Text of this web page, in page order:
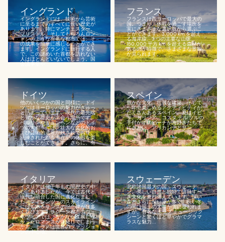
イングランド
イングランドには、技術から芸術
に至るまでのすべてに長い歴史が
あります。特にマンチェスター、
ブリストル、そしてもちろんロン
ドンのような有名な都市では、そ
の成果を簡単に感じることができ
ます。イングランドに旅行する人
で、この謎めいた首都を訪れない
人はほとんどいないでしょう。国
会議事堂や...
フランス
フランスは西ヨーロッパで最大の
国。つまり、休暇を過ごす場所を
実にさまざまな選択肢から選ぶこ
とができます。3,000 km を超え
る海岸線、3 つの主要な山脈、
150,000 平方 km を超える森林が
あるのが特徴で、さまざまな景観
が見られます。...
ドイツ
他のいくつかの国と同様に、ドイ
ツにはヨーロッパの魅力がぎゅっ
と詰まっています。現代の最先端
と豊かな歴史が出会う場所です。
ベルリンやミュンヘンなどのドイ
ツの大都市には、壮大な文化的お
よび芸術的遺産が残されており、
洗練された都市滞在型の休暇を楽
しむことができます。さらに、有
名な...
スペイン
豊かな文化、壮麗な建築、そして
一年中楽しめるアクティビティが
たくさんあるスペイン。夏はイビ
サ、ガリシア、コスタ デル ソルの
手付かずのビーチが海好きたちで
にぎわい、アリカンテとサン...
イタリア
イタリアは何千年もの間歴史の中
心にありましたが、今では古代と
現代が融合した国に進化しまし
た。フィレンツェのスカイライン
にはルネッサンスの記念碑が数多
く並びます。ラグーン都市のヴェ
ネツィアでは、なかなか進展しな
かったロマンスが爆発してしまう
かも。ミラノは世界のファッショ
ンの中心地。...
スウェーデン
北欧諸国最大の国、スウェーデ
ン。美しい自然と独特で注目すべ
き文化を兼ね備えています。深い
森とさらに深い湖が多く、長い冬
の間は国土の大半が雪に覆われま
すが、有名なポップ ミュージック
シーンと驚くほど華やかでグラマ
ラスな魅力...